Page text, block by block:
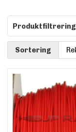
Produktfiltrering
Sortering